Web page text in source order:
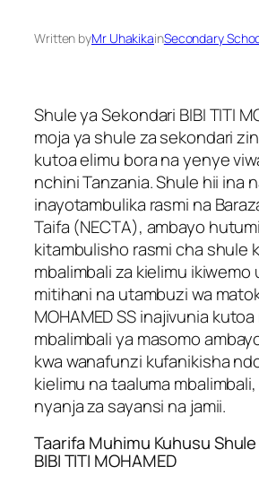
Written byMr UhakikainSecondary
Shule ya Sekondari BIBI TITI
moja ya shule za sekondari
kutoa elimu bora na yenye
nchini Tanzania. Shule hii ina
inayotambulika rasmi na
Taifa (NECTA), ambayo
kitambulisho rasmi cha shule
mbalimbali za kielimu ikiwemo
mitihani na utambuzi wa
MOHAMED SS inajivunia
mbalimbali ya masomo
kwa wanafunzi kufanikisha
kielimu na taaluma
nyanja za sayansi na jamii.
Taarifa Muhimu Kuhusu
BIBI TITI MOHAMED